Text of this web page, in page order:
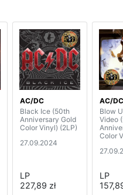
AC/DC
Black Ice (50th
Anniversary Gold
Color Vinyl) (2LP)
27.09.2024
LP
227,89 zł
AC/DC
Blow
Video
Color
LP